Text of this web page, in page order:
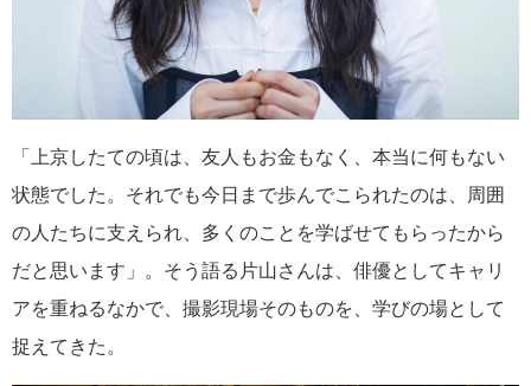
「上京したての頃は、友人もお金もなく、本当に何もない
状態でした。それでも今日まで歩んでこられたのは、周囲
の人たちに支えられ、多くのことを学ばせてもらったから
だと思います」。そう語る片山さんは、俳優としてキャリ
アを重ねるなかで、撮影現場そのものを、学びの場として
捉えてきた。